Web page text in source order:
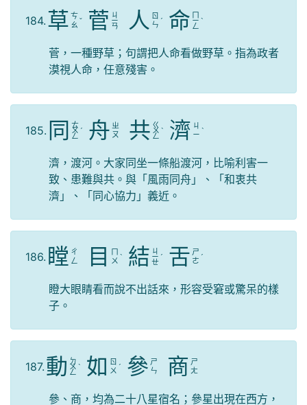
184. 草 ㄘ
ㄠ ˇ 菅 ㄐ
ㄧ
ㄢ 人 ㄖ
ㄣ ˊ 命 ㄇ
ㄧ
ㄥ
ˋ
菅，一種野草；句謂把人命看做野草。指為政者
漠視人命，任意殘害。
185. 同 ㄊ
ㄨ
ㄥ
ˊ 舟 ㄓ
ㄡ
共 ㄍ
ㄨ
ㄥ
ˋ 濟 ㄐ
ㄧ ˋ
濟，渡河。大家同坐一條船渡河，比喻利害一
致、患難與共。與「風雨同舟」、「和衷共
濟」、「同心協力」義近。
186. 瞠 ㄔ
ㄥ
目
ㄇ
ㄨ ˋ 結 ㄐ
ㄧ
ㄝ
ˊ 舌 ㄕ
ㄜ ˊ
瞪大眼睛看而說不出話來，形容受窘或驚呆的樣
子。
187. 動 ㄉ
ㄨ
ㄥ
ˋ 如 ㄖ
ㄨ ˊ 參 ㄕ
ㄣ
商 ㄕ
ㄤ
參、商，均為二十八星宿名；參星出現在西方，